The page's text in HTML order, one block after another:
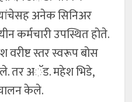
अनेक सिनिअर
कर्मचारी उपस्थित होते.
वरीष्ट स्तर स्वरूप बोस
तर अॅड. महेश भिडे,
केले.